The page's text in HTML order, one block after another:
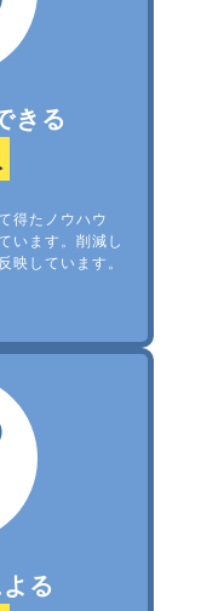
きる
得たノウハウ
います。削減し
映しています。
る